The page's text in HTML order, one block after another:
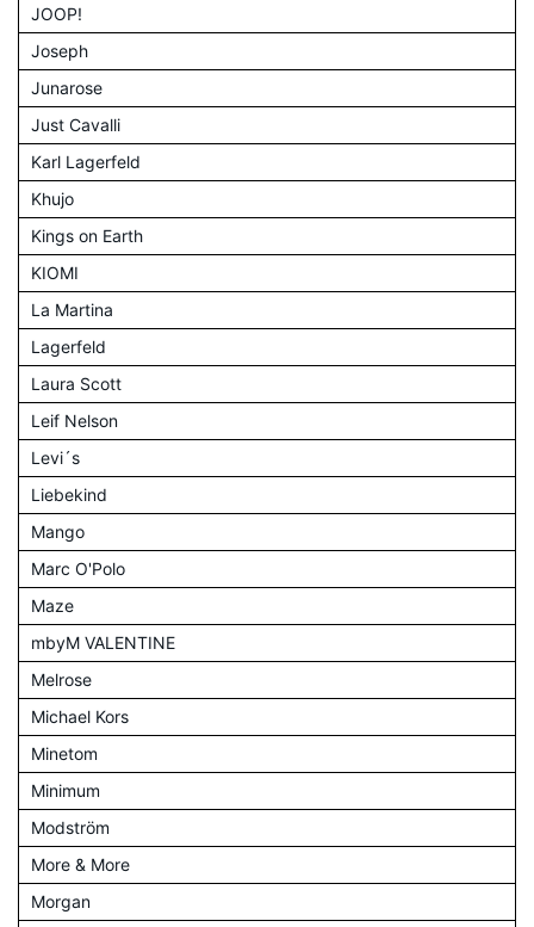
JOOP!
Joseph
Junarose
Just Cavalli
Karl Lagerfeld
Khujo
Kings on Earth
KIOMI
La Martina
Lagerfeld
Laura Scott
Leif Nelson
Levi´s
Liebekind
Mango
Marc O'Polo
Maze
mbyM VALENTINE
Melrose
Michael Kors
Minetom
Minimum
Modström
More & More
Morgan